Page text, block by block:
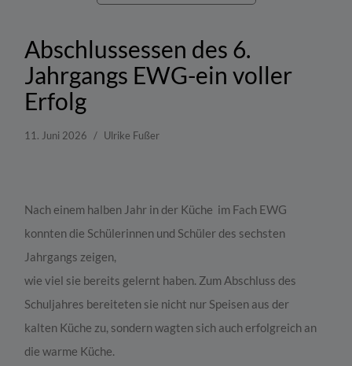
Abschlussessen des 6.
Jahrgangs EWG-ein voller
Erfolg
11. Juni 2026 Ulrike Fußer
Nach einem halben Jahr in der Küche im Fach EWG
konnten die Schülerinnen und Schüler des sechsten
Jahrgangs zeigen,
wie viel sie bereits gelernt haben. Zum Abschluss des
Schuljahres bereiteten sie nicht nur Speisen aus der
kalten Küche zu, sondern wagten sich auch erfolgreich an
die warme Küche.